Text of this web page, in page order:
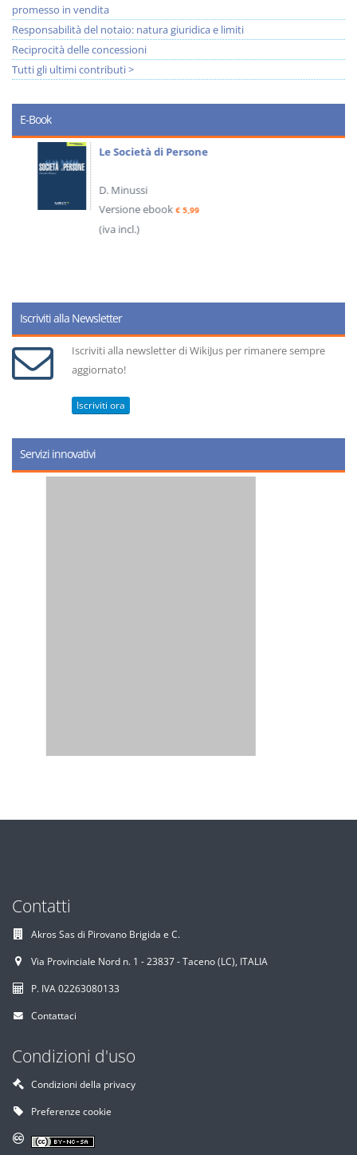
promesso in vendita
Responsabilità del notaio: natura giuridica e limiti
Reciprocità delle concessioni
Tutti gli ultimi contributi >
E-Book
Le Società di Persone
D. Minussi
Versione ebook€ 5,99
(iva incl.)
Iscriviti alla Newsletter
Iscriviti alla newsletter di WikiJus per rimanere sempre
aggiornato!
Iscriviti ora
Servizi innovativi
Contatti
Akros Sas di Pirovano Brigida e C.
Via Provinciale Nord n. 1 - 23837 - Taceno (LC), ITALIA
P. IVA 02263080133
Contattaci
Condizioni d'uso
Condizioni della privacy
Preferenze cookie